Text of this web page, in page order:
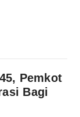
Pemkot
Bagi